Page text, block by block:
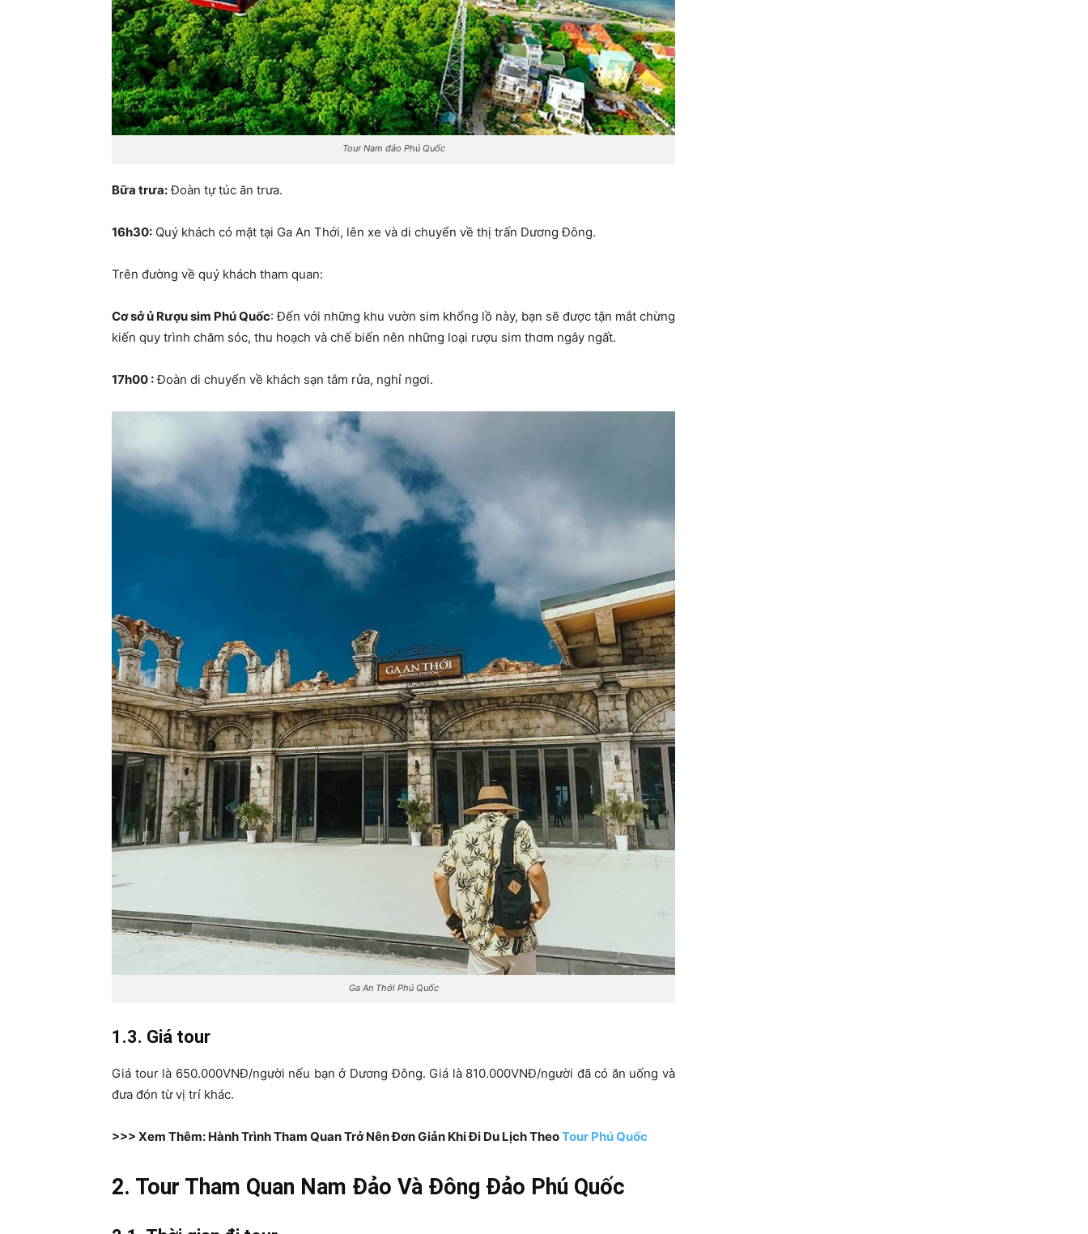
Tour Nam đảo Phú Quốc
Bữa trưa:Đoàn tự túc ăn trưa.
16h30: Quý khách có mặt tại Ga An Thới, lên xe và di chuyển về thị trấn Dương Đông.
Trên đường về quý khách tham quan:
Cơ sở ủ Rượu sim Phú Quốc: Đến với những khu vườn sim khổng lồ này, bạn sẽ được tận mắt chừng
kiến quy trình chăm sóc, thu hoạch và chế biến nên những loại rượu sim thơm ngây ngất.
17h00 :Đoàn di chuyển về khách sạn tắm rửa, nghỉ ngơi.
Ga An Thới Phú Quốc
1.3. Giá tour
Giá tour là 650.000VNĐ/người nếu bạn ở Dương Đông. Giá là 810.000VNĐ/người đã có ăn uống và
đưa đón từ vị trí khác.
>>> Xem Thêm: Hành Trình Tham Quan Trở Nên Đơn Giản Khi Đi Du Lịch TheoTour Phú Quốc
2. Tour Tham Quan Nam Đảo Và Đông Đảo Phú Quốc